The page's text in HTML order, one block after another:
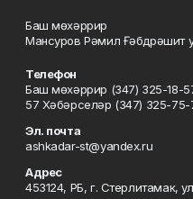
Баш мөхәррир
Мансуров Рәмил Ғәбдрәшит
Телефон
Баш мөхәррир (347) 325-18-
57 Хәбәрселәр (347) 325-75-
Эл. почта
ashkadar-st@yandex.ru
Адрес
453124, РБ, г. Стерлитамак,